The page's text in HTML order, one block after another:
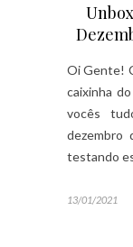
Oi Gente!
caixinha
vocês
dezembro
testando
13/01/2021